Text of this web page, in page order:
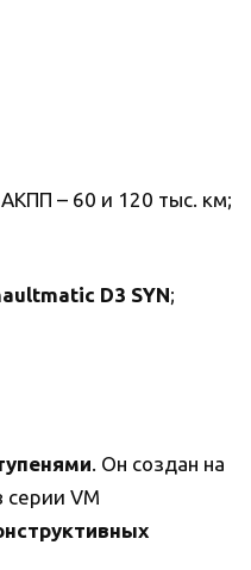
– 60 и 120 тыс. км;
D3 SYN;
. Он создан на
серии VM